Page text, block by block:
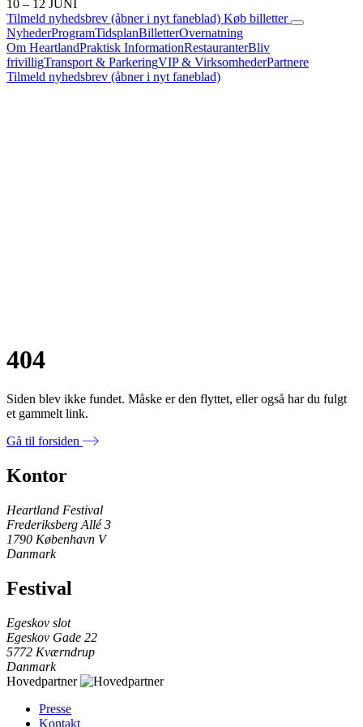
10 – 12 JUNI
Tilmeld nyhedsbrev (åbner i nyt faneblad) Køb billetter
NyhederProgramTidsplanBilletterOvernatning
Om HeartlandPraktisk InformationRestauranterBliv
frivilligTransport & ParkeringVIP & VirksomhederPartnere
Tilmeld nyhedsbrev (åbner i nyt faneblad)
404
Siden blev ikke fundet. Måske er den flyttet, eller også har du fulgt
et gammelt link.
Gå til forsiden
Kontor
Heartland Festival
Frederiksberg Allé 3
1790 København V
Danmark
Festival
Egeskov slot
Egeskov Gade 22
5772 Kværndrup
Danmark
Hovedpartner
Presse
Kontakt